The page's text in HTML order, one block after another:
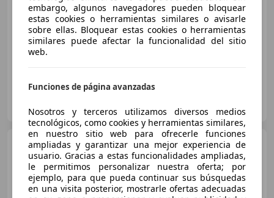
07/2011 232.000 km Diésel
180 kW (245 CV)
ES-15320 As Pontes de García Rodríguez
BMW X2 xDrive 20dA
embargo, algunos navegadores pueden bloquear
estas cookies o herramientas similares o avisarle
sobre ellas. Bloquear estas cookies o herramientas
similares puede afectar la funcionalidad del sitio
web.
Funciones de página avanzadas
Nosotros y terceros utilizamos diversos medios
tecnológicos, como cookies y herramientas similares,
en nuestro sitio web para ofrecerle funciones
ampliadas y garantizar una mejor experiencia de
usuario. Gracias a estas funcionalidades ampliadas,
le permitimos personalizar nuestra oferta; por
ejemplo, para que pueda continuar sus búsquedas
en una visita posterior, mostrarle ofertas adecuadas